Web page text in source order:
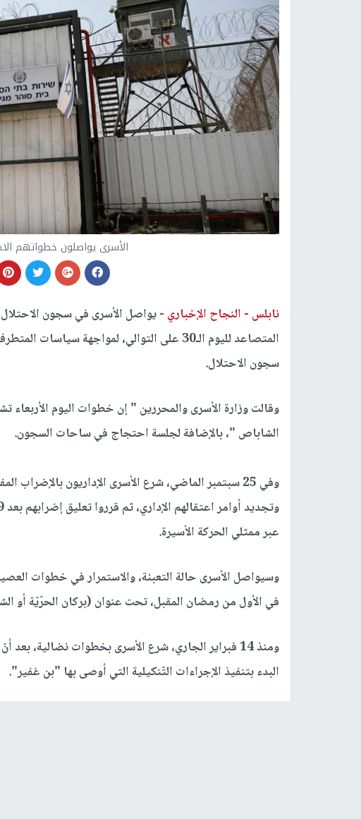
الأسرى يواصلون خطواتهم
نابلس - النجاح الإخباري -يواصل الأسرى في سجون
المتصاعد لليوم الـ30 على التوالي، لمواجهة
سجون الاحتلال.
وقالت وزارة الأسرى والمحررين " إن خطوات اليوم
الشاباص "، بالإضافة لجلسة احتجاج في ساحات السجون.
وفي 25 سبتمبر الماضي، شرع الأسرى الإداريون
عبر ممثلي الحركة الأسيرة.
وسيواصل الأسرى حالة التعبئة، والاستمرار في خطوات
في الأول من رمضان المقبل، تحت عنوان (بركان الحرّيّة أو
ومنذ 14 فبراير الجاري، شرع الأسرى بخطوات
البدء بتنفيذ الإجراءات التّنكيلية التي أوصى بها "بن غفير".